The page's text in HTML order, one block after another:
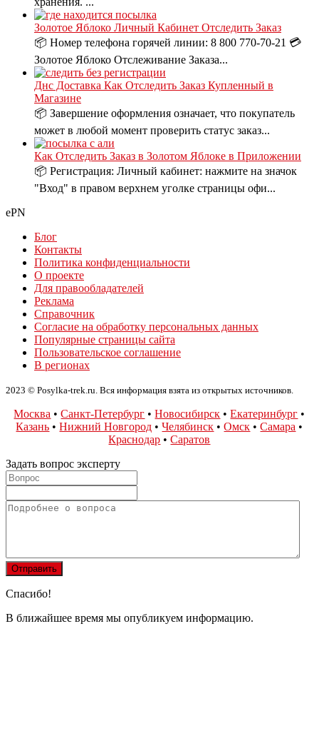
Золотое Яблоко Личный Кабинет Отследить Заказ
📦 Номер телефона горячей линии: 8 800 770-70-21 💳
Золотое Яблоко Отслеживание Заказа...
Днс Доставка Как Отследить Заказ Купленный в
Магазине
📦 Завершение оформления означает, что покупатель
может в любой момент проверить статус заказ...
Как Отследить Заказ в Золотом Яблоке в Приложении
📦 Регистрация: Личный кабинет: нажмите на значок
"Вход" в правом верхнем уголке страницы офи...
ePN
Блог
Контакты
Политика конфиденциальности
О проекте
Для правообладателей
Реклама
Справочник
Согласие на обработку персональных данных
Популярные страницы сайта
Пользовательское соглашение
В регионах
2023 © Posylka-trek.ru. Вся информация взята из открытых источников.
Москва •Санкт-Петербург •Новосибирск •Екатеринбург •
Казань •Нижний Новгород •Челябинск •Омск •Самара •
Краснодар •Саратов
Задать вопрос эксперту
Спасибо!
В ближайшее время мы опубликуем информацию.